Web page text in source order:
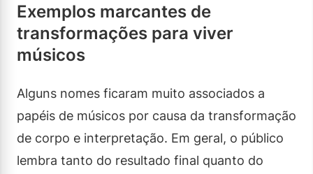
Exemplos marcantes de
transformações para viver
músicos
Alguns nomes ficaram muito associados a
papéis de músicos por causa da transformação
de corpo e interpretação. Em geral, o público
lembra tanto do resultado final quanto do